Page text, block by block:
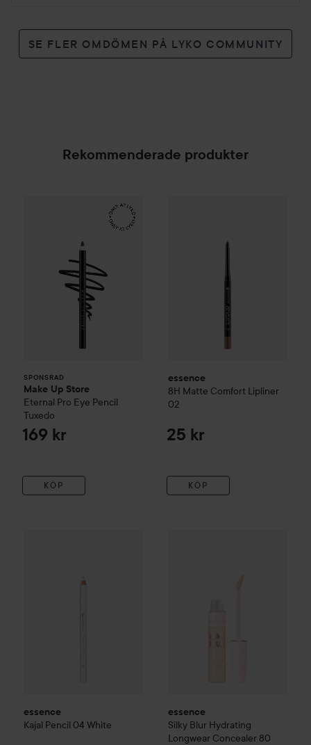
SE FLER OMDÖMEN PÅ LYKO COMMUNITY
Rekommenderade produkter
SPONSRAD
Make Up Store
Eternal Pro Eye Pencil
Tuxedo
169 kr
KÖP
Make Up Store
essence
8H Matte Comfort Lipliner
02
25 kr
KÖP
essence
Kajal Pencil 04 White
essence
Silky Blur Hydrating
Longwear Concealer 80